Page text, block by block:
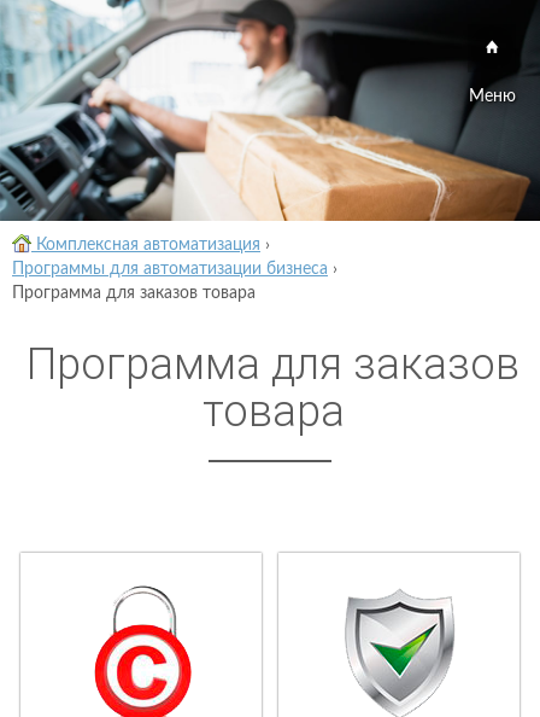
Меню
Комплексная автоматизация ›
Программы для автоматизации бизнеса ›
Программа для заказов товара
Программа для заказов
товара